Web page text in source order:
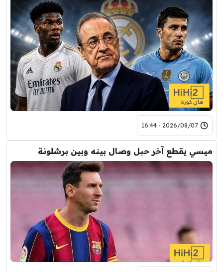
2026/08/07 - 16:44
ميسي يقطع آخر حبل وصال بينه وبين برشلونة